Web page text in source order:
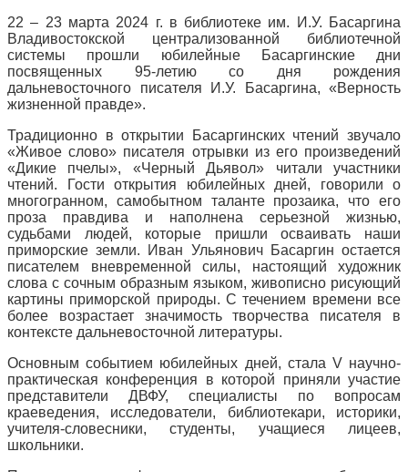
22 – 23 марта 2024 г. в библиотеке им. И.У. Басаргина
Владивостокской централизованной библиотечной
системы прошли юбилейные Басаргинские дни
посвященных 95-летию со дня рождения
дальневосточного писателя И.У. Басаргина, «Верность
жизненной правде».
Традиционно в открытии Басаргинских чтений звучало
«Живое слово» писателя отрывки из его произведений
«Дикие пчелы», «Черный Дьявол» читали участники
чтений. Гости открытия юбилейных дней, говорили о
многогранном, самобытном таланте прозаика, что его
проза правдива и наполнена серьезной жизнью,
судьбами людей, которые пришли осваивать наши
приморские земли. Иван Ульянович Басаргин остается
писателем вневременной силы, настоящий художник
слова с сочным образным языком, живописно рисующий
картины приморской природы. С течением времени все
более возрастает значимость творчества писателя в
контексте дальневосточной литературы.
Основным событием юбилейных дней, стала V научно-
практическая конференция в которой приняли участие
представители ДВФУ, специалисты по вопросам
краеведения, исследователи, библиотекари, историки,
учителя-словесники, студенты, учащиеся лицеев,
школьники.